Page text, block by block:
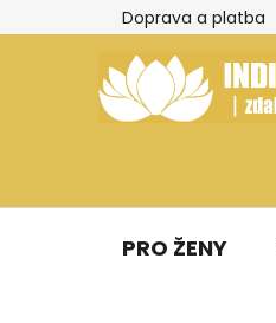
na
Doprava a platba
PRO ŽENY